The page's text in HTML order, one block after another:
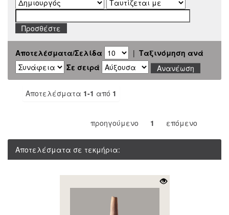
Αποτελέσματα/Σελίδα | Ταξινόμηση ανά
Σε σειρά
Αποτελέσματα 1-1 από 1
προηγούμενο 1 επόμενο
Αποτελέσματα σε τεκμήρια: